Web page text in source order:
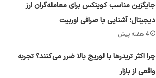
جایگزین مناسب کوینکس برای معامله‌گران ارز
دیجیتال؛ آشنایی با صرافی اوربیت
4 هفته پیش
چرا اکثر تریدرها با لوریج بالا ضرر می‌کنند؟ تجربه
واقعی از بازار